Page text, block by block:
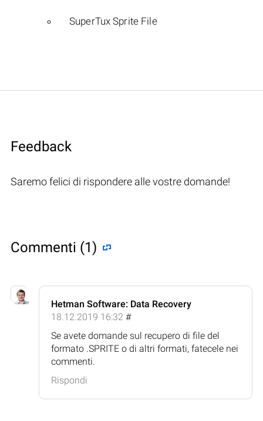
SuperTux Sprite File
Feedback
Saremo felici di rispondere alle vostre domande!
Commenti (1)
Hetman Software: Data Recovery
18.12.2019 16:32 #
Se avete domande sul recupero di file del
formato .SPRITE o di altri formati, fatecele nei
commenti.
Rispondi